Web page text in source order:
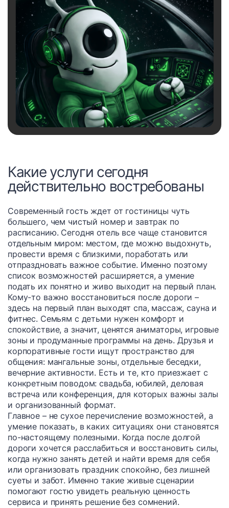
Какие услуги сегодня
действительно востребованы
Современный гость ждет от гостиницы чуть
большего, чем чистый номер и завтрак по
расписанию. Сегодня отель все чаще становится
отдельным миром: местом, где можно выдохнуть,
провести время с близкими, поработать или
отпраздновать важное событие. Именно поэтому
список возможностей расширяется, а умение
подать их понятно и живо выходит на первый план.
Кому-то важно восстановиться после дороги –
здесь на первый план выходят спа, массаж, сауна и
фитнес. Семьям с детьми нужен комфорт и
спокойствие, а значит, ценятся аниматоры, игровые
зоны и продуманные программы на день. Друзья и
корпоративные гости ищут пространство для
общения: мангальные зоны, отдельные беседки,
вечерние активности. Есть и те, кто приезжает с
конкретным поводом: свадьба, юбилей, деловая
встреча или конференция, для которых важны залы
и организованный формат.
Главное – не сухое перечисление возможностей, а
умение показать, в каких ситуациях они становятся
по-настоящему полезными. Когда после долгой
дороги хочется расслабиться и восстановить силы,
когда нужно занять детей и найти время для себя
или организовать праздник спокойно, без лишней
суеты и забот. Именно такие живые сценарии
помогают гостю увидеть реальную ценность
сервиса и принять решение без сомнений.